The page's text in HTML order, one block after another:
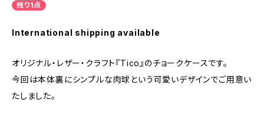
残り1点
International shipping available
オリジナル・レザー・クラフト『Tico』のチョークケースです。
今回は本体裏にシンプルな肉球という可愛いデザインでご用意い
たしました。